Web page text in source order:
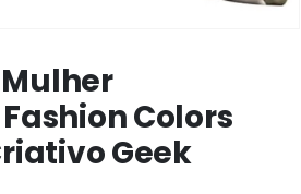
Colors
Geek